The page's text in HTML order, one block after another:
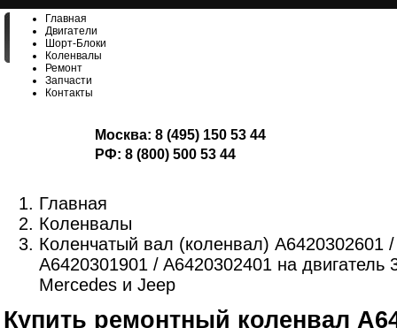
Главная
Двигатели
Шорт-Блоки
Коленвалы
Ремонт
Запчасти
Контакты
Москва: 8 (495) 150 53 44
РФ: 8 (800) 500 53 44
Главная
Коленвалы
Коленчатый вал (коленвал) A6420302601
A6420301901 / A6420302401 на двигатель
Mercedes и Jeep
Купить ремонтный коленвал